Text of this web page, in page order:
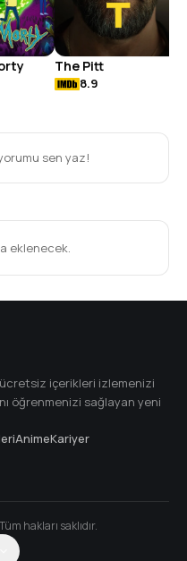
The Pitt
8.9
sen yaz!
eklenecek.
içerikleri izlemenizi
öğrenmenizi sağlayan yeni
AnimeKariyer
hakları saklıdır.